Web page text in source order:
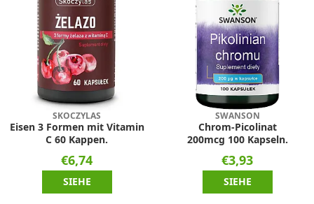
SKOCZYLAS
Eisen 3 Formen mit Vitamin
C 60 Kappen.
€6,74
SIEHE
SWANSON
Chrom-Picolinat
200mcg 100 Kapseln.
€3,93
SIEHE